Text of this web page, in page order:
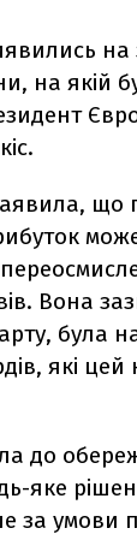
на
на якій
що
Вона
була
які
до
яке
за умови